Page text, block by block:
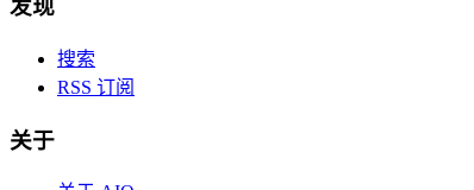
发现
搜索
RSS 订阅
关于